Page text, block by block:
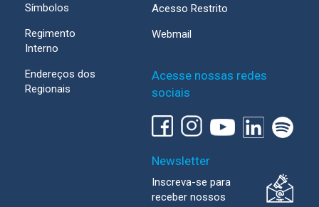
Símbolos
Regimento
Interno
Endereços dos
Regionais
Acesso Restrito
Webmail
Acesse nossas redes
sociais
Newsletter
Inscreva-se para
receber nossos